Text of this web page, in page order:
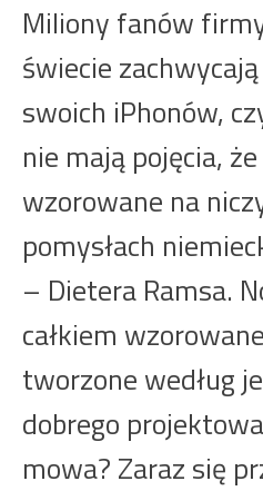
Miliony fanów
świecie
swoich iPhonów,
nie mają pojęcia,
wzorowane na
pomysłach
– Dietera Ramsa.
całkiem
tworzone według
dobrego
mowa? Zaraz się